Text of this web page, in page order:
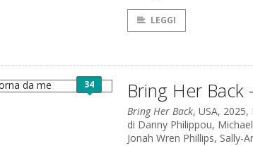
LEGGI
34 Bring Her Back
Bring Her Back, USA,
di Danny Philippou,
Jonah Wren Phillips, Sally-